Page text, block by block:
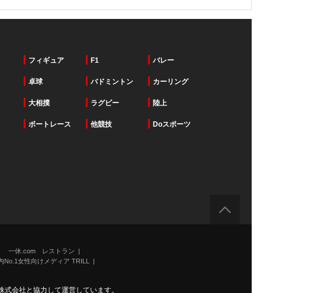
フィギュア F1 バレー
卓球 バドミントン カーリング
大相撲 ラグビー 陸上
ボートレース 他競技 Doスポーツ
一休.com レストラン
No.1女性向けメディア TRILL
会社と協力して運営しています。